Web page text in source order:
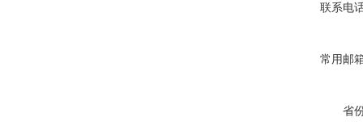
联系电
常用邮
省